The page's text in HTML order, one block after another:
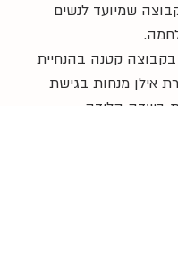
שמיועד לנשים
קטנה בהנחיית
אילן מנחות בגישת